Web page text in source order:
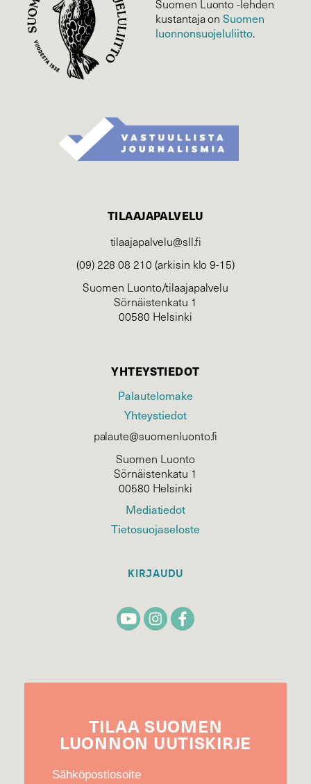
Suomen Luonto -lehden
kustantaja onSuomen
luonnonsuojelu­liitto.
TILAAJAPALVELU
tilaajapalvelu@sll.fi
(09) 228 08 210 (arkisin klo 9-15)
Suomen Luonto/tilaajapalvelu
Sörnäistenkatu 1
00580 Helsinki
YHTEYSTIEDOT
Palautelomake
Yhteystiedot
palaute@suomenluonto.fi
Suomen Luonto
Sörnäistenkatu 1
00580 Helsinki
Mediatiedot
Tietosuojaseloste
KIRJAUDU
TILAA SUOMEN
LUONNON UUTIS­KIRJE
Sähköpostiosoite